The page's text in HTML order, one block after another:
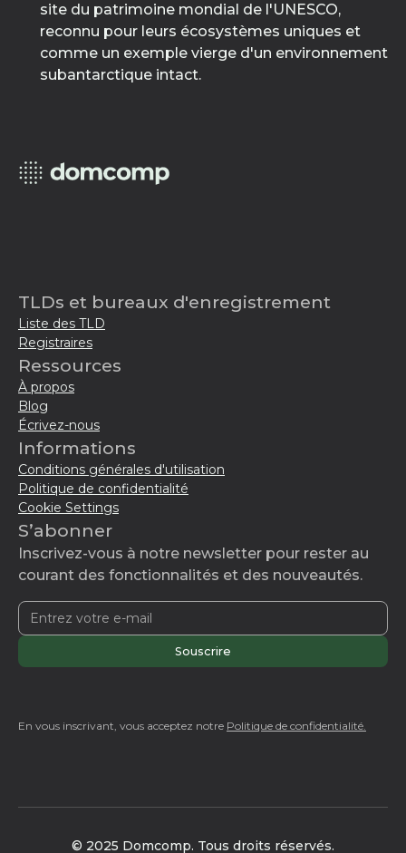
site du patrimoine mondial de l'UNESCO,
reconnu pour leurs écosystèmes uniques et
comme un exemple vierge d'un environnement
subantarctique intact.
TLDs et bureaux d'enregistrement
Liste des TLD
Registraires
Ressources
À propos
Blog
Écrivez-nous
Informations
Conditions générales d'utilisation
Politique de confidentialité
Cookie Settings
S’abonner
Inscrivez-vous à notre newsletter pour rester au
courant des fonctionnalités et des nouveautés.
En vous inscrivant, vous acceptez notre Politique de confidentialité.
© 2025 Domcomp. Tous droits réservés.